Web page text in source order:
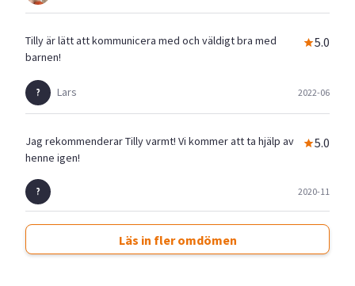
Tilly är lätt att kommunicera med och väldigt bra med
barnen!
5.0
Lars 2022-06
Jag rekommenderar Tilly varmt! Vi kommer att ta hjälp av
henne igen!
5.0
2020-11
Läs in fler omdömen